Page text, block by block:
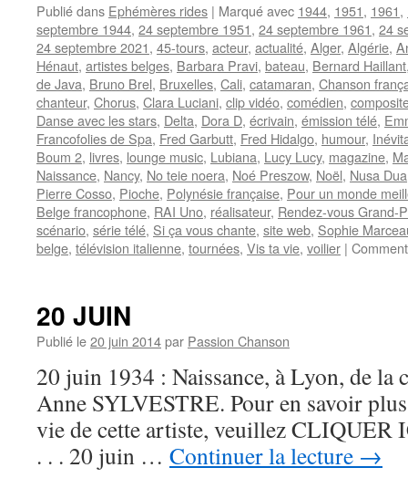
Publié dans Ephémères rides | Marqué avec 1944, 1951, 1961,
septembre 1944, 24 septembre 1951, 24 septembre 1961, 24
24 septembre 2021, 45-tours, acteur, actualité, Alger, Algérie,
Hénaut, artistes belges, Barbara Pravi, bateau, Bernard Haillant
de Java, Bruno Brel, Bruxelles, Cali, catamaran, Chanson
chanteur, Chorus, Clara Luciani, clip vidéo, comédien,
Danse avec les stars, Delta, Dora D, écrivain, émission télé,
Francofolies de Spa, Fred Garbutt, Fred Hidalgo, humour,
Boum 2, livres, lounge music, Lubiana, Lucy Lucy, magazine,
Naissance, Nancy, No teie noera, Noé Preszow, Noël, Nusa Dua
Pierre Cosso, Pioche, Polynésie française, Pour un monde
Belge francophone, RAI Uno, réalisateur, Rendez-vous Grand-
scénario, série télé, Si ça vous chante, site web, Sophie
belge, télévision italienne, tournées, Vis ta vie, voilier |
20 JUIN
Publié le20 juin 2014par Passion Chanson
20 juin 1934 : Naissance, à Lyon, de la
Anne SYLVESTRE. Pour en savoir
vie de cette artiste, veuillez
. . . 20 juin … Continuer la lecture →